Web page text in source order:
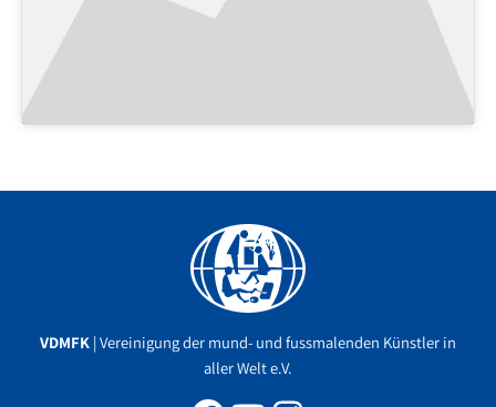
VDMFK | Vereinigung der mund- und fussmalenden Künstler in
aller Welt e.V.
Facebook
YouTube
Instagram